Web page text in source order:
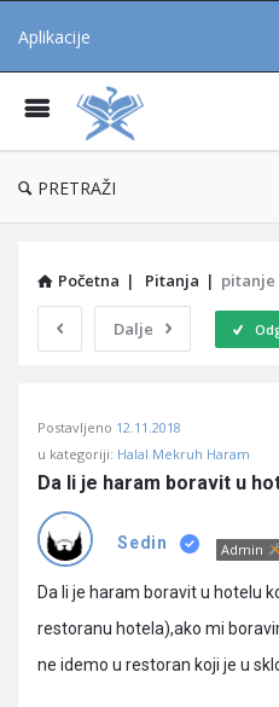
Aplikacije
PRETRAŽI
Početna | Pitanja | pitanje
Dalje
Učene
Latest
Pitanja
Postavljeno 12.11.2018
u kategoriji: Halal Mekruh Haram
Da li je haram boravit u
Sedin Admin
Da li je haram boravit u hotelu
restoranu hotela),ako mi
ne idemo u restoran koji je u